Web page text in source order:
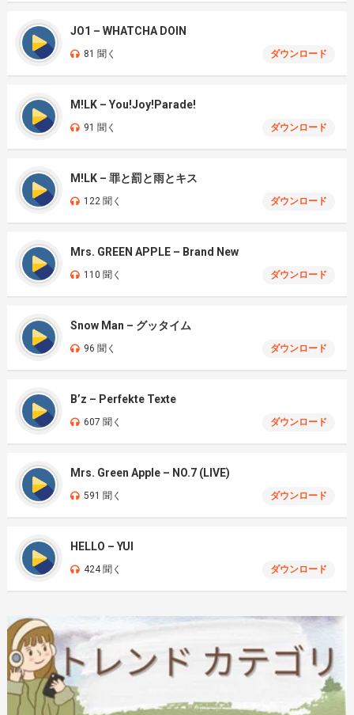
JO1 – WHATCHA DOIN
81 聞く ダウンロード
M!LK – You!Joy!Parade!
91 聞く ダウンロード
M!LK – 罪と罰と雨とキス
122 聞く ダウンロード
Mrs. GREEN APPLE – Brand New
110 聞く ダウンロード
Snow Man – グッタイム
96 聞く ダウンロード
B’z – Perfekte Texte
607 聞く ダウンロード
Mrs. Green Apple – NO.7 (LIVE)
591 聞く ダウンロード
HELLO – YUI
424 聞く ダウンロード